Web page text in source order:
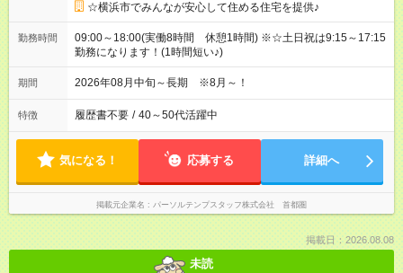
☆横浜市でみんなが安心して住める住宅を提供♪
勤務時間
09:00～18:00(実働8時間 休憩1時間) ※☆土日祝は9:15～17:15
勤務になります！(1時間短い♪)
期間 2026年08月中旬～長期 ※8月～！
特徴 履歴書不要 / 40～50代活躍中
気になる！ 応募する 詳細へ
掲載元企業名 パーソルテンプスタッフ株式会社 首都圏
掲載日：2026.08.08
未読